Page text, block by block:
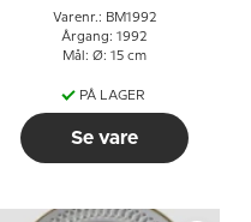
Varenr.: BM1992
Årgang: 1992
Mål: Ø: 15 cm
PÅ LAGER
Se vare